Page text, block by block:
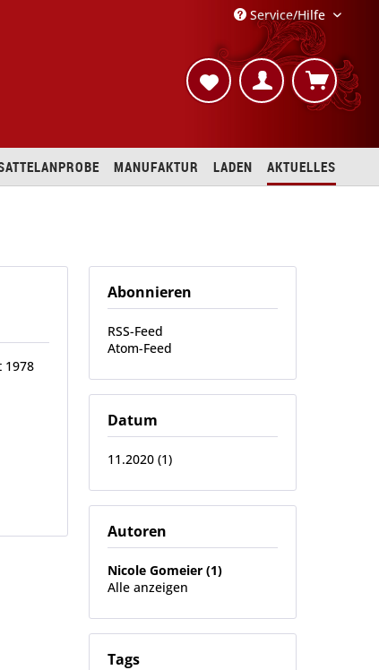
Service/Hilfe
AKTUELLES
LADEN
MANUFAKTUR
Abonnieren
RSS-Feed
Atom-Feed
Datum
11.2020 (1)
Autoren
Nicole Gomeier (1)
Alle anzeigen
Tags
1978